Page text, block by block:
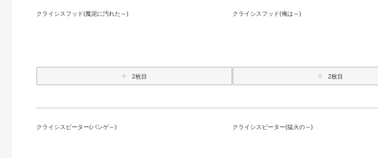
クライシスフッド(魔泥に汚れた～) クライシスフッド(俺は～)
2枚目 2枚目
クライシスピーター(パンゲ～) クライシスピーター(猛火の～)